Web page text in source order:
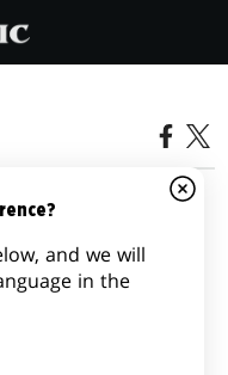
集：尋
and we will
in the